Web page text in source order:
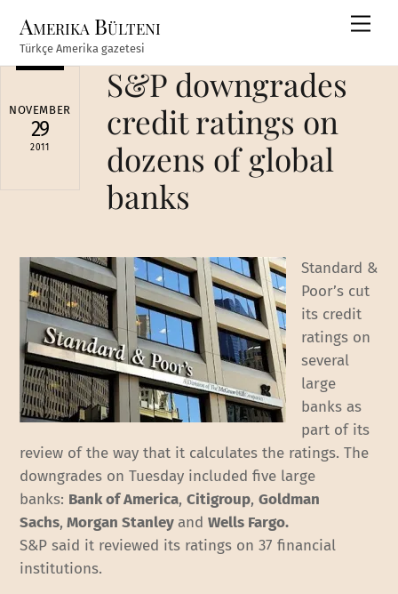
content
Amerika Bülteni
Türkçe Amerika gazetesi
NOVEMBER
29
2011
S&P downgrades
credit ratings on
dozens of global
banks
Standard &
Poor’s cut
its credit
ratings on
several
large
banks as
part of its
review of the way that it calculates the ratings. The
downgrades on Tuesday included five large
banks: Bank of America,Citigroup,Goldman
Sachs, Morgan StanleyandWells Fargo.
S&P said it reviewed its ratings on 37 financial
institutions.